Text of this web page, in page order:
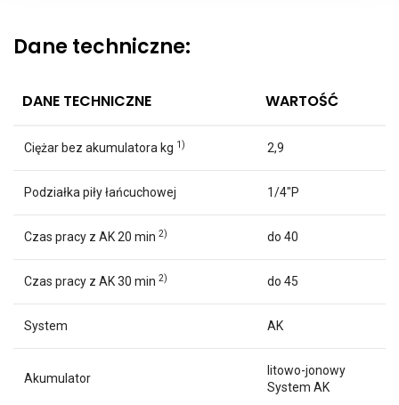
Dane techniczne:
DANE TECHNICZNE WARTOŚĆ
Ciężar bez akumulatora kg 1) 2,9
Podziałka piły łańcuchowej 1/4″P
Czas pracy z AK 20 min 2) do 40
Czas pracy z AK 30 min 2) do 45
System AK
Akumulator
litowo-jonowy
System AK